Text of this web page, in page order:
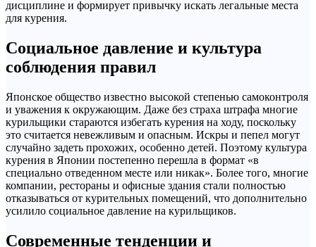
дисциплине и формирует привычку искать легальные места
для курения.
Социальное давление и культура
соблюдения правил
Японское общество известно высокой степенью самоконтроля
и уважения к окружающим. Даже без страха штрафа многие
курильщики стараются избегать курения на ходу, поскольку
это считается невежливым и опасным. Искры и пепел могут
случайно задеть прохожих, особенно детей. Поэтому культура
курения в Японии постепенно перешла в формат «в
специально отведенном месте или никак». Более того, многие
компании, рестораны и офисные здания стали полностью
отказываться от курительных помещений, что дополнительно
усилило социальное давление на курильщиков.
Современные тенденции и